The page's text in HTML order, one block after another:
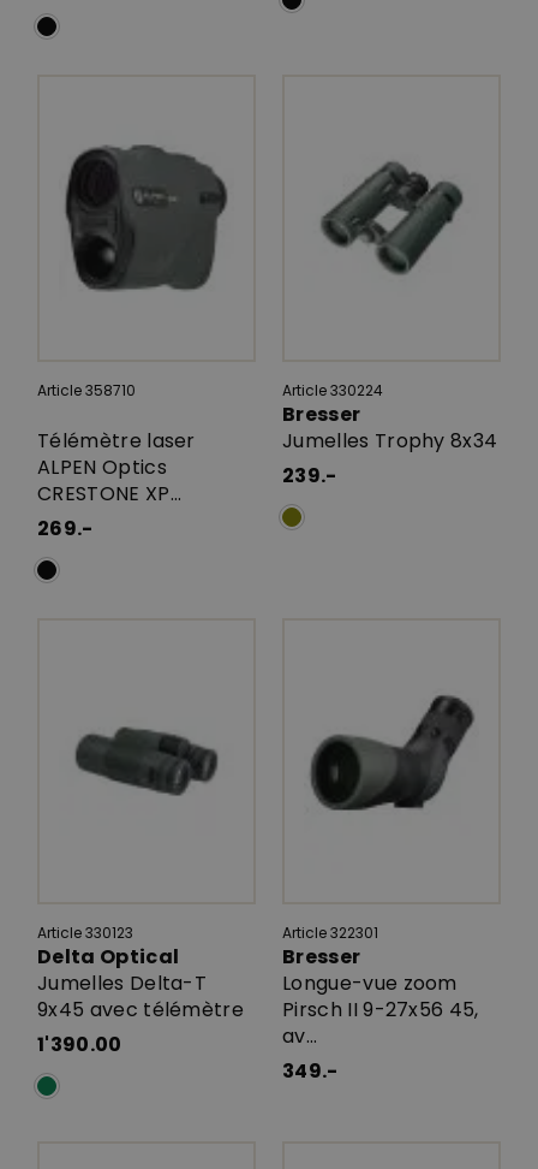
Article 358710
Télémètre laser
ALPEN Optics
CRESTONE XP...
269.-
Article 330224
Bresser
Jumelles Trophy 8x34
239.-
Article 330123
Delta Optical
Jumelles Delta-T
9x45 avec télémètre
1'390.00
Article 322301
Bresser
Longue-vue zoom
Pirsch II 9-27x56 45,
av...
349.-